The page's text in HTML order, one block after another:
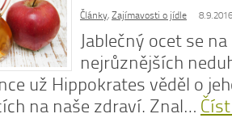
Články, Zajímavosti o jídle 8.9.2016
Jablečný ocet se
nejrůznějších
už Hippokrates věděl o
na naše zdraví. Znal…